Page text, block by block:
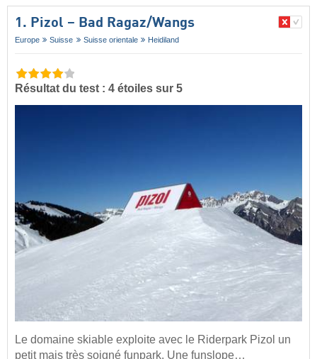
1. Pizol – Bad Ragaz/​Wangs
Europe Suisse Suisse orientale Heidiland
Résultat du test : 4 étoiles sur 5
Le domaine skiable exploite avec le Riderpark Pizol un
petit mais très soigné funpark. Une funslope…